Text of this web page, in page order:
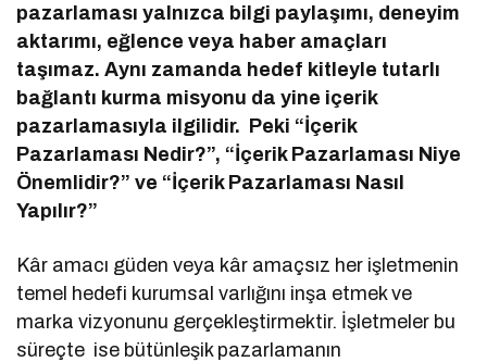
pazarlaması yalnızca bilgi paylaşımı, deneyim
aktarımı, eğlence veya haber amaçları
taşımaz. Aynı zamanda hedef kitleyle tutarlı
bağlantı kurma misyonu da yine içerik
pazarlamasıyla ilgilidir. Peki “İçerik
Pazarlaması Nedir?”, “İçerik Pazarlaması Niye
Önemlidir?” ve “İçerik Pazarlaması Nasıl
Yapılır?”
Kâr amacı güden veya kâr amaçsız her işletmenin
temel hedefi kurumsal varlığını inşa etmek ve
marka vizyonunu gerçekleştirmektir. İşletmeler bu
süreçte ise bütünleşik pazarlamanın